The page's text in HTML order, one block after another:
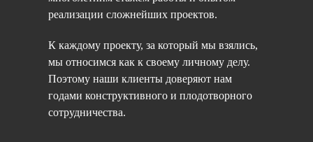
реализации сложнейших проектов.
К каждому проекту, за который мы взялись,
мы относимся как к своему личному делу.
Поэтому наши клиенты доверяют нам
годами конструктивного и плодотворного
сотрудничества.